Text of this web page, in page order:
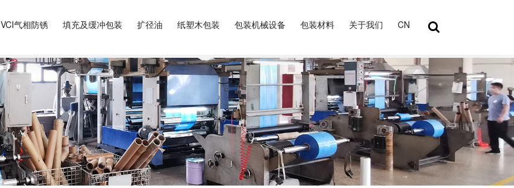
VCI气相防锈 填充及缓冲包装 扩径油 纸塑木包装 包装机械设备 包装材料 关于我们 CN